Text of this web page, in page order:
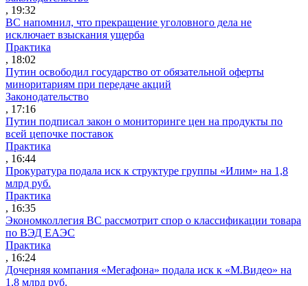
, 19:32
ВС напомнил, что прекращение уголовного дела не
исключает взыскания ущерба
Практика
, 18:02
Путин освободил государство от обязательной оферты
миноритариям при передаче акций
Законодательство
, 17:16
Путин подписал закон о мониторинге цен на продукты по
всей цепочке поставок
Практика
, 16:44
Прокуратура подала иск к структуре группы «Илим» на 1,8
млрд руб.
Практика
, 16:35
Экономколлегия ВС рассмотрит спор о классификации товара
по ВЭД ЕАЭС
Практика
, 16:24
Дочерняя компания «Мегафона» подала иск к «М.Видео» на
1,8 млрд руб.